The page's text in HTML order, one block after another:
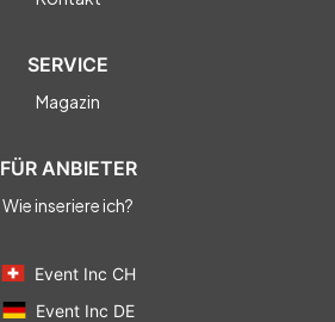
SERVICE
Magazin
FÜR ANBIETER
Wie inseriere ich?
Event Inc CH
Event Inc DE